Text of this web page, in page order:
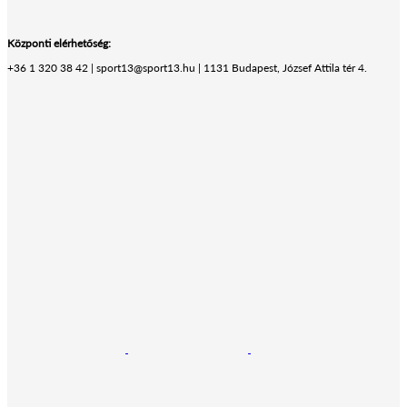
Központi elérhetőség:
+36 1 320 38 42 | sport13@sport13.hu | 1131 Budapest, József Attila tér 4.